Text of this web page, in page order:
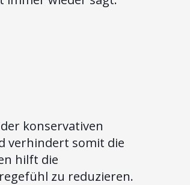
konservativen
verhindert somit die
hilft die
zu reduzieren.